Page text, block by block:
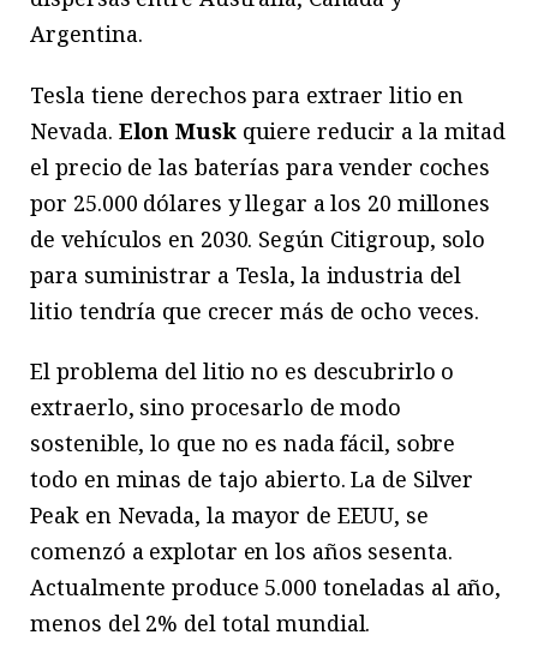
Argentina.
Tesla tiene derechos para extraer litio en
Nevada. Elon Muskquiere reducir a la mitad
el precio de las baterías para vender coches
por 25.000 dólares y llegar a los 20 millones
de vehículos en 2030. Según Citigroup, solo
para suministrar a Tesla, la industria del
litio tendría que crecer más de ocho veces.
El problema del litio no es descubrirlo o
extraerlo, sino procesarlo de modo
sostenible, lo que no es nada fácil, sobre
todo en minas de tajo abierto. La de Silver
Peak en Nevada, la mayor de EEUU, se
comenzó a explotar en los años sesenta.
Actualmente produce 5.000 toneladas al año,
menos del 2% del total mundial.